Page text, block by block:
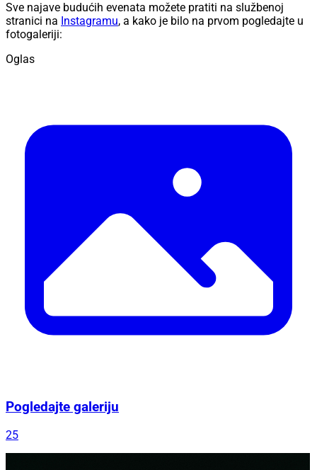
Sve najave budućih evenata možete pratiti na službenoj
stranici na Instagramu, a kako je bilo na prvom pogledajte u
fotogaleriji:
Oglas
Pogledajte galeriju
25